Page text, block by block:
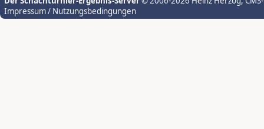
Impressum / Nutzungsbedingungen